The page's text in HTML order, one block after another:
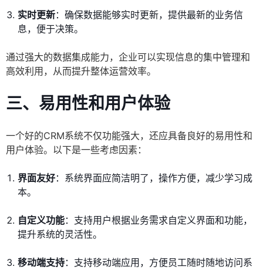
实时更新：确保数据能够实时更新，提供最新的业务信
息，便于决策。
通过强大的数据集成能力，企业可以实现信息的集中管理和
高效利用，从而提升整体运营效率。
三、易用性和用户体验
一个好的CRM系统不仅功能强大，还应具备良好的易用性和
用户体验。以下是一些考虑因素：
界面友好：系统界面应简洁明了，操作方便，减少学习成
本。
自定义功能：支持用户根据业务需求自定义界面和功能，
提升系统的灵活性。
移动端支持：支持移动端应用，方便员工随时随地访问系